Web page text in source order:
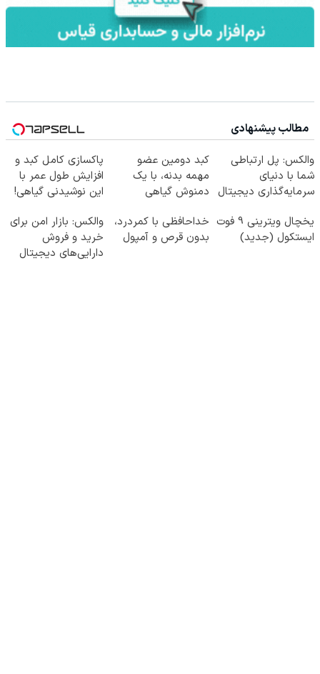
مطالب پیشنهادی
والکس: پل ارتباطی
شما با دنیای
سرمایه‌گذاری دیجیتال
کبد دومین عضو
مهمه بدنه، با یک
دمنوش گیاهی
پاکسازی کامل کبد و
افزایش طول عمر با
این نوشیدنی گیاهی!
یخچال ویترینی 9 فوت
ایستکول (جدید)
خداحافظی با کمردرد،
بدون قرص و آمپول
والکس: بازار امن برای
خرید و فروش
دارایی‌های دیجیتال